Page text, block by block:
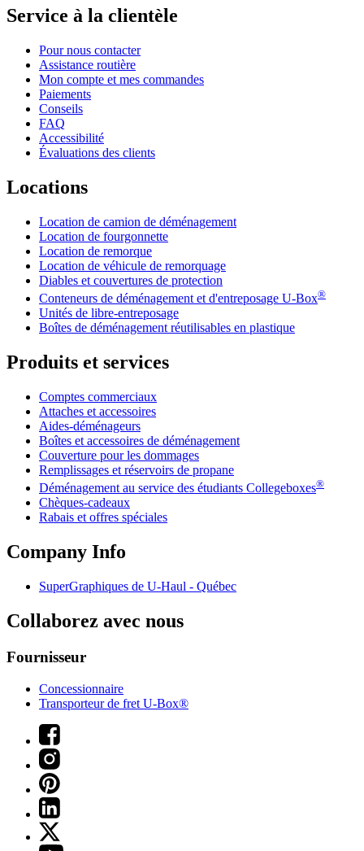
Service à la clientèle
Pour nous contacter
Assistance routière
Mon compte et mes commandes
Paiements
Conseils
FAQ
Accessibilité
Évaluations des clients
Locations
Location de camion de déménagement
Location de fourgonnette
Location de remorque
Location de véhicule de remorquage
Diables et couvertures de protection
Conteneurs de déménagement et d'entreposage U-Box®
Unités de libre-entreposage
Boîtes de déménagement réutilisables en plastique
Produits et services
Comptes commerciaux
Attaches et accessoires
Aides-déménageurs
Boîtes et accessoires de déménagement
Couverture pour les dommages
Remplissages et réservoirs de propane
Déménagement au service des étudiants Collegeboxes®
Chèques-cadeaux
Rabais et offres spéciales
Company Info
SuperGraphiques de U-Haul - Québec
Collaborez avec nous
Fournisseur
Concessionnaire
Transporteur de fret U-Box®